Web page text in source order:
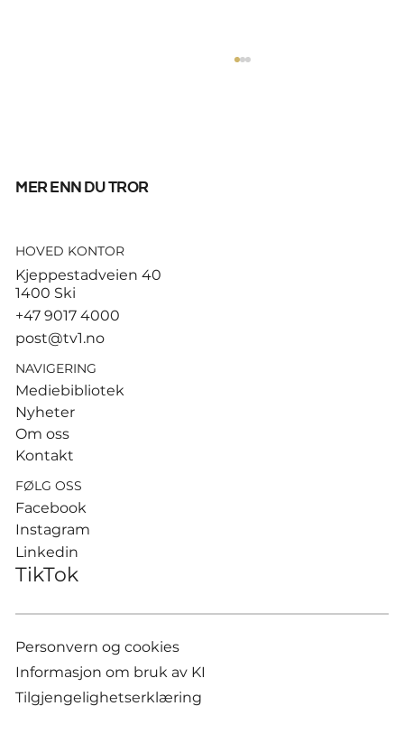
Tusenvis har dødd av varme i
dødsstatistikk
mer enn du tror
HOVED KONTOR
Kjeppestadveien 40
1400 Ski
+47 9017 4000
post@tv1.no
NAVIGERING
Mediebibliotek
Nyheter
Om oss
Kontakt
FØLG OSS
Facebook
Instagram
Linkedin
TikTok
Personvern og cookies
Informasjon om bruk av KI
Tilgjengelighetserklæring